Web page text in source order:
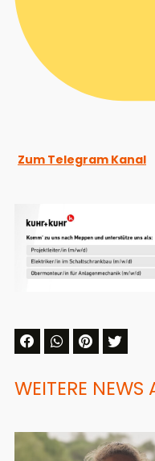
Zum Telegram Kanal
WEITERE NEWS